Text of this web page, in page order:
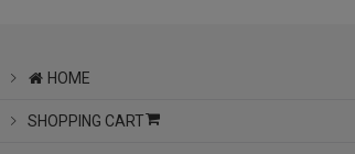
HOME
SHOPPING CART